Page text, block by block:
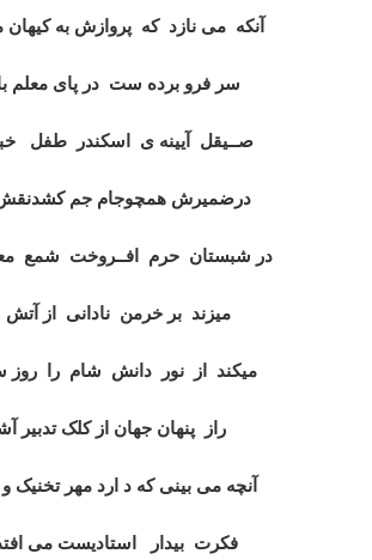
آنکه می نازد که پروازش به
سر فرو برده ست در پای معلم
صــیقل آیینه ی اسکندر طفل
درضمیرش همچوجام جم کشدنقش
در شبستان حرم افــروخت شمع
میزند بر خرمن نادانی از آتش
میکند از نور دانش شام را روز
راز پنهان جهان از کلک تدبیر
آنچه می بینی که د ارد مهر تخنیک
فکرت بیدار استادیست می افتد